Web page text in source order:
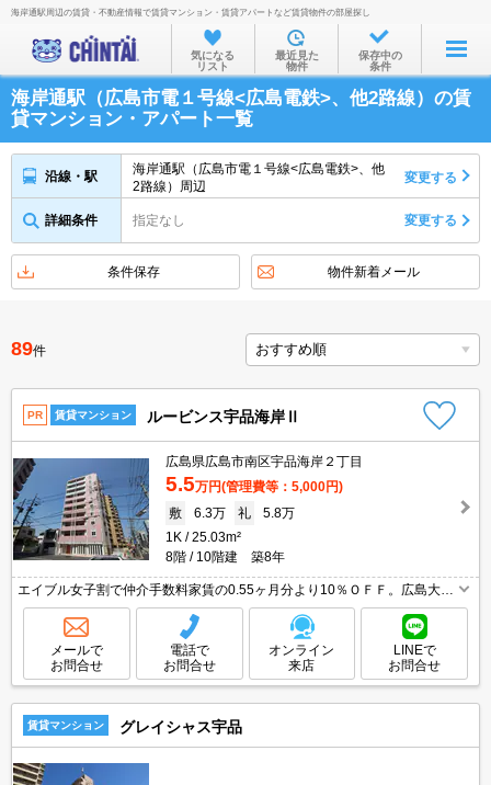
お部屋を探す
沿線・駅から
住所から
家賃相場から
不動産会社から
海岸通駅周辺の賃貸・不動産情報で賃貸マンション・賃貸アパートなど賃貸物件の部屋探し
気になる
リスト
最近見た
物件
保存中の
条件
海岸通駅（広島市電１号線<広島電鉄>、他2路線）の賃
貸マンション・アパート一覧
沿線・駅
海岸通駅（広島市電１号線<広島電鉄>、他
2路線）周辺
変更する
詳細条件 指定なし 変更する
条件保存 物件新着メール
89件
PR 賃貸マンション ルービンス宇品海岸Ⅱ
広島県広島市南区宇品海岸２丁目
5.5万円(管理費等：5,000円)
敷
6.3万 礼
5.8万
1K
25.03m²
8階
10階建 築8年
エイブル女子割で仲介手数料家賃の0.55ヶ月分より10％ＯＦＦ。広島大学
生おすすめ物件。県立広島大学生おすすめ物件。広島都市学園大学生にお
すすめ物件。引越指定業者あり。初期費用・家賃カード払い可。
メールで
お問合せ
電話で
お問合せ
オンライン
来店
LINEで
お問合せ
賃貸マンション グレイシャス宇品